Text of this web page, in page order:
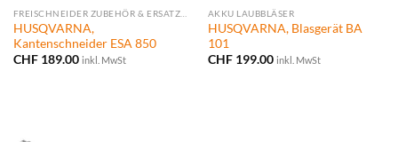
HUSQVARNA,
Kantenschneider ESA 850
CHF189.00 inkl. MwSt
AKKU LAUBBLÄSER
HUSQVARNA, Blasgerät BA
101
CHF199.00 inkl. MwSt